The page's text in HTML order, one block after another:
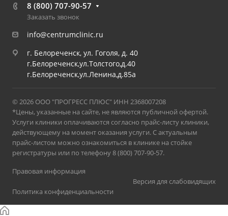
8 (800) 707-90-57
Заказать звонок
info@centrumclinic.ru
г. Белореченск, ул. Гоголя, д. 40
г.Белореченск,ул.Толстого,д.40
г.Белореченск,ул.Ленина,д.85а
© 2026 ООО "ПРОГРЕСС ПЛЮС" ИНН 2368007208
*Цены, указанные на сайте, не являются публичной офертой.
Услуги клиники оплачиваются согласно прайс-листу клиники,
действующему на момент оказания услуги. С актуальным
прайс-листом можно ознакомиться в клинике на стойке
регистратуры или по телефону 8 (800) 707-90-57.
Правовая информация
Политика конфиденциальности
Версия для слабовидящих